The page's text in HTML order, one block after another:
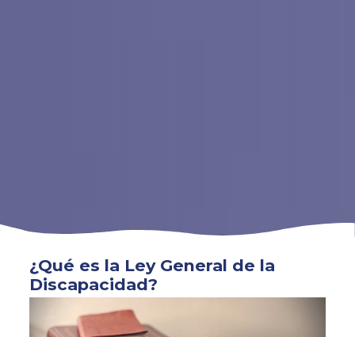
¿Qué es la Ley General de la
Discapacidad?